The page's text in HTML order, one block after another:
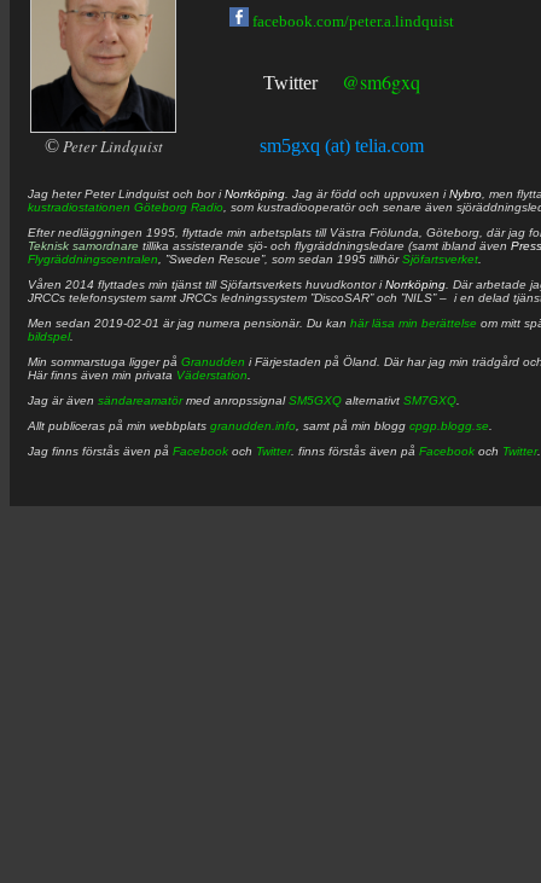
© Peter Lindquist
facebook.com/peter.a.lindquist
Twitter @sm6gxq
sm5gxq (at) telia.com
Jag heterPeter Lindquist och bor iNorrköping . Jag är född och uppvuxen iNybro , men
kustradiostationen Göteborg Radio , som kustradiooperatör och senare även
Efter nedläggningen 1995, flyttade min arbetsplats till Västra Frölunda, Göteborg, där jag
Teknisk samordnare tillika assisterande sjö- och flygräddningsledare (samt ibland även
Flygräddningscentralen , ”Sweden Rescue”, som sedan 1995 tillhörSjöfartsverket
Våren 2014 flyttades min tjänst till Sjöfartsverkets huvudkontor iNorrköping . Där arbetade
JRCCs telefonsystem samt JRCCs ledningssystem ”DiscoSAR” och ”NILS” – i en delad
Men sedan 2019-02-01 är jag numera pensionär. Du kan här läsa min berättelse om mitt
bildspel.
Min sommarstuga ligger på Granudden i Färjestaden på Öland. Där har jag min trädgård
Här finns även min privata Väderstation
Jag är även sändareamatörmed anropssignalSM5GXQ alternativt SM7GXQ
Allt publiceras på min webbplats granudden.info , samt på min blogg cpgp.blogg.se
Jag finns förstås även på Facebook och Twitter. finns förstås även på Facebook och Twitter.